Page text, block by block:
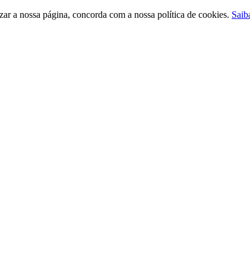
a nossa página, concorda com a nossa política de cookies.